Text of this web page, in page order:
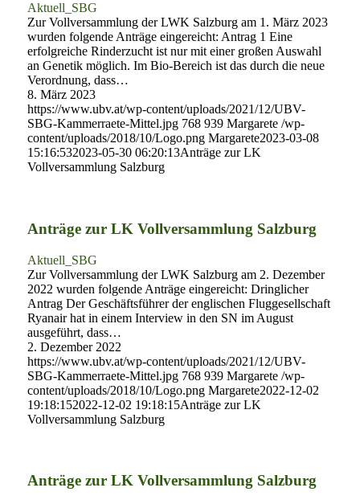
Aktuell_SBG
Zur Vollversammlung der LWK Salzburg am 1. März 2023
wurden folgende Anträge eingereicht: Antrag 1 Eine
erfolgreiche Rinderzucht ist nur mit einer großen Auswahl
an Genetik möglich. Im Bio-Bereich ist das durch die neue
Verordnung, dass…
8. März 2023
https://www.ubv.at/wp-content/uploads/2021/12/UBV-
SBG-Kammerraete-Mittel.jpg 768 939 Margarete /wp-
content/uploads/2018/10/Logo.png Margarete2023-03-08
15:16:532023-05-30 06:20:13Anträge zur LK
Vollversammlung Salzburg
Anträge zur LK Vollversammlung Salzburg
Aktuell_SBG
Zur Vollversammlung der LWK Salzburg am 2. Dezember
2022 wurden folgende Anträge eingereicht: Dringlicher
Antrag Der Geschäftsführer der englischen Fluggesellschaft
Ryanair hat in einem Interview in den SN im August
ausgeführt, dass…
2. Dezember 2022
https://www.ubv.at/wp-content/uploads/2021/12/UBV-
SBG-Kammerraete-Mittel.jpg 768 939 Margarete /wp-
content/uploads/2018/10/Logo.png Margarete2022-12-02
19:18:152022-12-02 19:18:15Anträge zur LK
Vollversammlung Salzburg
Anträge zur LK Vollversammlung Salzburg